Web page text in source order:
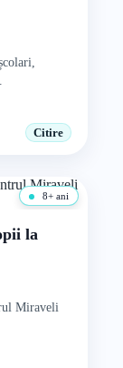
Citire
8+ ani
la
Miraveli